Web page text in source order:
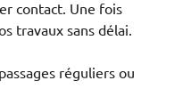
contact. Une fois
travaux sans délai.
réguliers ou